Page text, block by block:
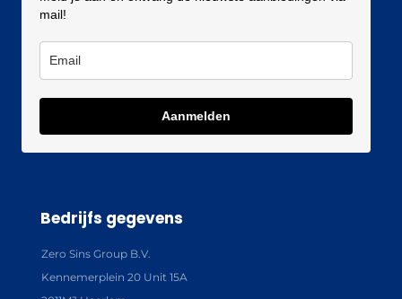
mail!
Aanmelden
Bedrijfs gegevens
Zero Sins Group B.V.
Kennemerplein 20 Unit 15A